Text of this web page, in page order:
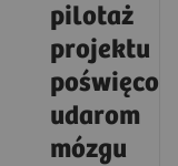
pilotaż
projektu
udarom
mózgu